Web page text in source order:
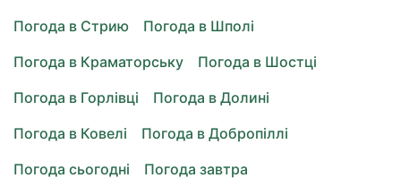
Погода в Стрию
Погода в Шполі
Погода в Краматорську
Погода в Шостці
Погода в Горлівці
Погода в Долині
Погода в Ковелі
Погода в Добропіллі
Погода сьогодні
Погода завтра